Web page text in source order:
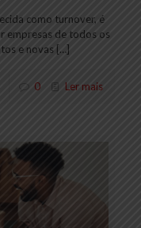
como turnover, é
empresas de todos os
e novas […]
0 Ler mais